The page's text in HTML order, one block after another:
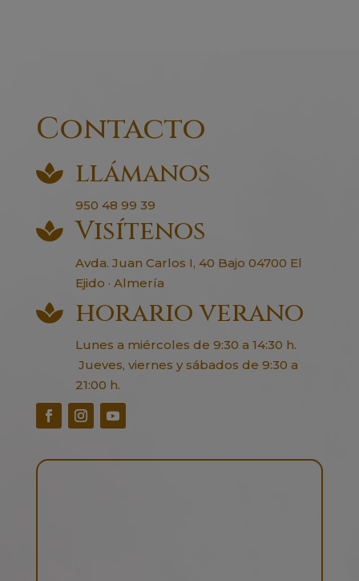
Contacto
 llámanos
950 48 99 39
 Visítenos
Avda. Juan Carlos I, 40 Bajo 04700 El
Ejido · Almería
 horario verano
Lunes a miércoles de 9:30 a 14:30 h.
Jueves, viernes y sábados de 9:30 a
21:00 h.